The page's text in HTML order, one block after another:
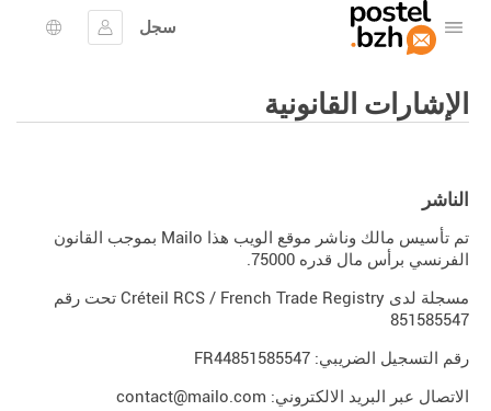
افتح القائمة
سجل
تسجيل الدخول
اختيار
الإشارات القانونية
الناشر
تم تأسيس مالك وناشر موقع الويب هذا Mailo بموجب القانون
الفرنسي برأس مال قدره 75000.
مسجلة لدى Créteil RCS / French Trade Registry تحت رقم
851585547
رقم التسجيل الضريبي: FR44851585547
الاتصال عبر البريد الالكتروني: contact@mailo.com